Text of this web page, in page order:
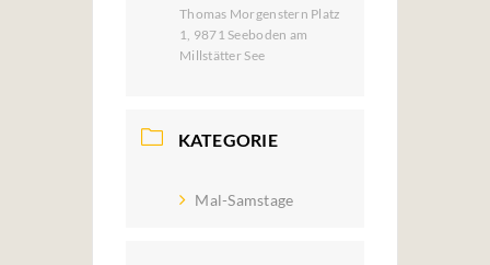
Thomas Morgenstern Platz
1, 9871 Seeboden am
Millstätter See
KATEGORIE
Mal-Samstage